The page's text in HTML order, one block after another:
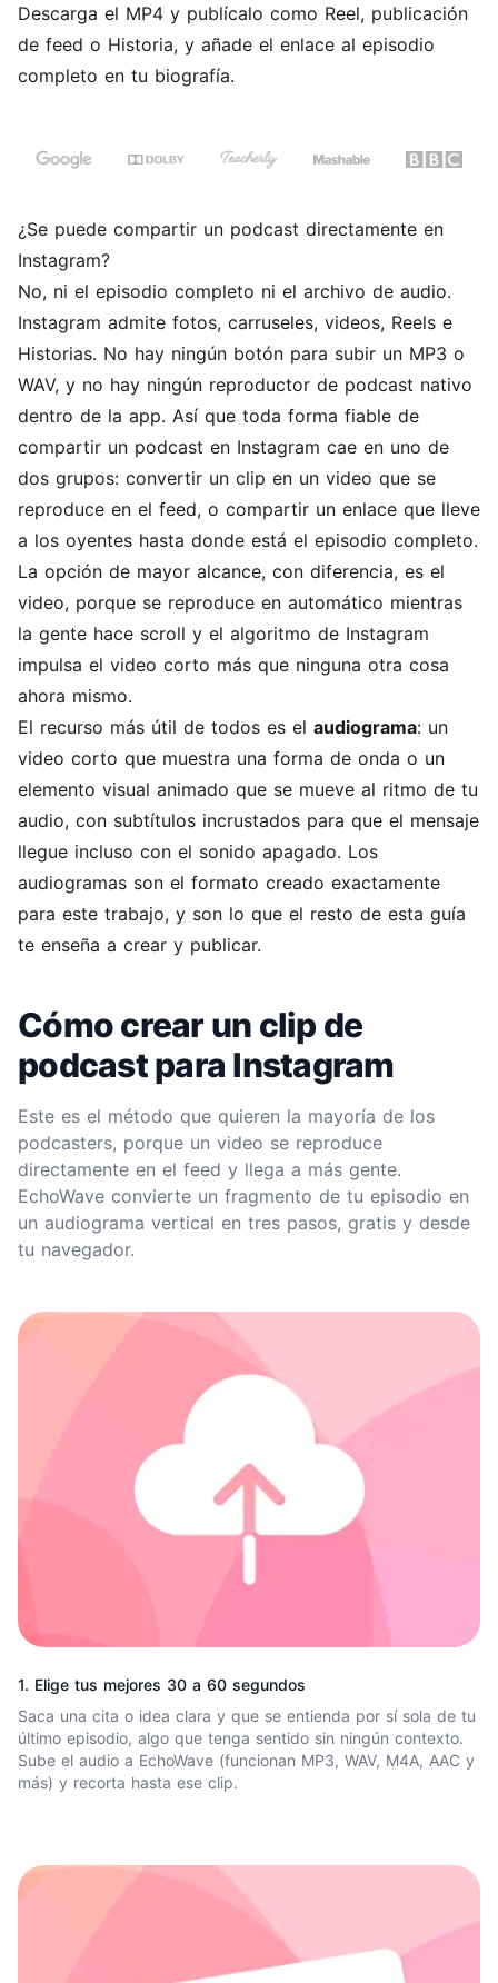
Descarga el MP4 y publícalo como Reel, publicación
de feed o Historia, y añade el enlace al episodio
completo en tu biografía.
¿Se puede compartir un podcast directamente en
Instagram?
No, ni el episodio completo ni el archivo de audio.
Instagram admite fotos, carruseles, videos, Reels e
Historias. No hay ningún botón para subir un MP3 o
WAV, y no hay ningún reproductor de podcast nativo
dentro de la app. Así que toda forma fiable de
compartir un podcast en Instagram cae en uno de
dos grupos: convertir un clip en un video que se
reproduce en el feed, o compartir un enlace que lleve
a los oyentes hasta donde está el episodio completo.
La opción de mayor alcance, con diferencia, es el
video, porque se reproduce en automático mientras
la gente hace scroll y el algoritmo de Instagram
impulsa el video corto más que ninguna otra cosa
ahora mismo.
El recurso más útil de todos es el audiograma: un
video corto que muestra una forma de onda o un
elemento visual animado que se mueve al ritmo de tu
audio, con subtítulos incrustados para que el mensaje
llegue incluso con el sonido apagado. Los
audiogramas son el formato creado exactamente
para este trabajo, y son lo que el resto de esta guía
te enseña a crear y publicar.
Cómo crear un clip de
podcast para Instagram
Este es el método que quieren la mayoría de los
podcasters, porque un video se reproduce
directamente en el feed y llega a más gente.
EchoWave convierte un fragmento de tu episodio en
un audiograma vertical en tres pasos, gratis y desde
tu navegador.
1. Elige tus mejores 30 a 60 segundos
Saca una cita o idea clara y que se entienda por sí sola de tu
último episodio, algo que tenga sentido sin ningún contexto.
Sube el audio a EchoWave (funcionan MP3, WAV, M4A, AAC y
más) y recorta hasta ese clip.